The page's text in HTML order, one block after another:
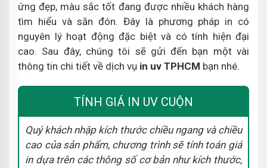
ứng đẹp, màu sắc tốt đang được nhiều khách hàng
tìm hiểu và săn đón. Đây là phương pháp in có
nguyên lý hoạt động đặc biệt và có tính hiện đại
cao. Sau đây, chúng tôi sẽ gửi đến bạn một vài
thông tin chi tiết về dịch vụ in uv TPHCM bạn nhé.
TÍNH GIÁ IN UV CUỘN
Quý khách nhập kích thước chiều ngang và chiều
cao của sản phẩm, chương trình sẽ tính toán giá
in dựa trên các thông số cơ bản như kích thước,